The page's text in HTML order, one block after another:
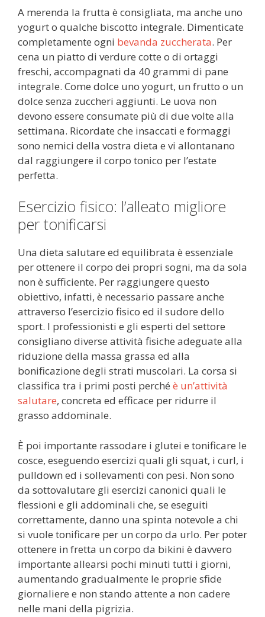
A merenda la frutta è consigliata, ma anche uno
yogurt o qualche biscotto integrale. Dimenticate
completamente ogni bevanda zuccherata. Per
cena un piatto di verdure cotte o di ortaggi
freschi, accompagnati da 40 grammi di pane
integrale. Come dolce uno yogurt, un frutto o un
dolce senza zuccheri aggiunti. Le uova non
devono essere consumate più di due volte alla
settimana. Ricordate che insaccati e formaggi
sono nemici della vostra dieta e vi allontanano
dal raggiungere il corpo tonico per l’estate
perfetta.
Esercizio fisico: l’alleato migliore
per tonificarsi
Una dieta salutare ed equilibrata è essenziale
per ottenere il corpo dei propri sogni, ma da sola
non è sufficiente. Per raggiungere questo
obiettivo, infatti, è necessario passare anche
attraverso l’esercizio fisico ed il sudore dello
sport. I professionisti e gli esperti del settore
consigliano diverse attività fisiche adeguate alla
riduzione della massa grassa ed alla
bonificazione degli strati muscolari. La corsa si
classifica tra i primi posti perché è un’attività
salutare, concreta ed efficace per ridurre il
grasso addominale.
È poi importante rassodare i glutei e tonificare le
cosce, eseguendo esercizi quali gli squat, i curl, i
pulldown ed i sollevamenti con pesi. Non sono
da sottovalutare gli esercizi canonici quali le
flessioni e gli addominali che, se eseguiti
correttamente, danno una spinta notevole a chi
si vuole tonificare per un corpo da urlo. Per poter
ottenere in fretta un corpo da bikini è davvero
importante allearsi pochi minuti tutti i giorni,
aumentando gradualmente le proprie sfide
giornaliere e non stando attente a non cadere
nelle mani della pigrizia.